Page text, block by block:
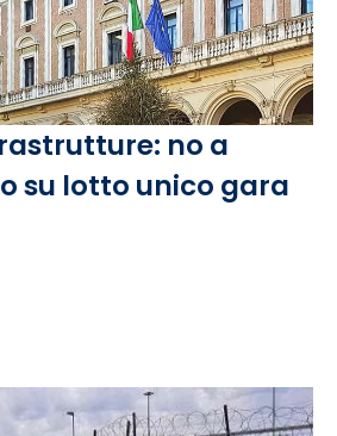
no a
su lotto unico gara